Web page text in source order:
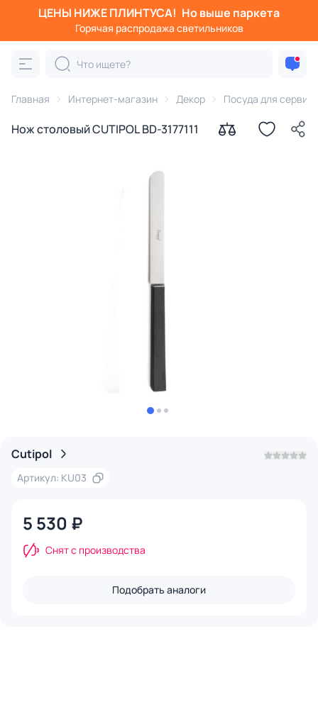
ЦЕНЫ НИЖЕ ПЛИНТУСА! Но выше паркета
Горячая распродажа светильников
Главная Интернет-магазин Декор Посуда для
Нож столовый CUTIPOL BD-3177111
Cutipol
Артикул: KU03
5 530 ₽
Снят с производства
Подобрать аналоги